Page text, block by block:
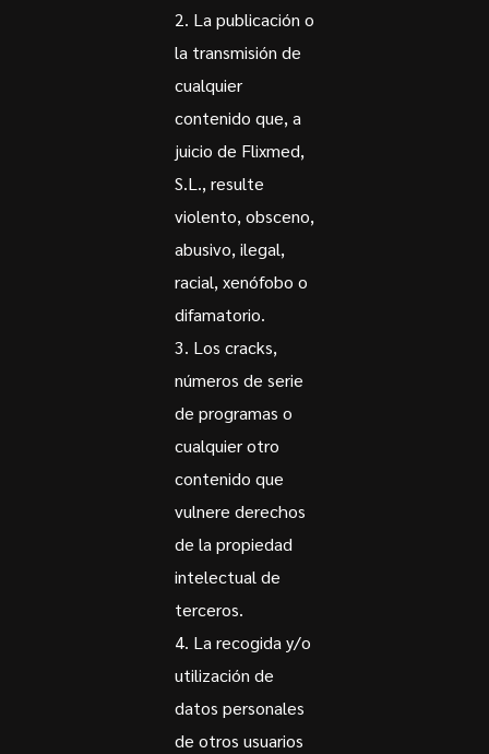
La publicación o
la transmisión de
cualquier
contenido que, a
juicio de Flixmed,
S.L., resulte
violento, obsceno,
abusivo, ilegal,
racial, xenófobo o
difamatorio.
Los cracks,
números de serie
de programas o
cualquier otro
contenido que
vulnere derechos
de la propiedad
intelectual de
terceros.
La recogida y/o
utilización de
datos personales
de otros usuarios